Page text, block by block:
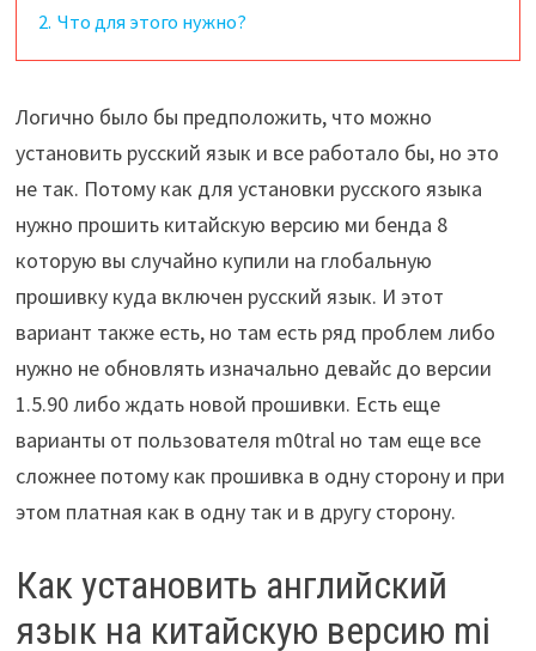
2. Что для этого нужно?
Логично было бы предположить, что можно
установить русский язык и все работало бы, но это
не так. Потому как для установки русского языка
нужно прошить китайскую версию ми бенда 8
которую вы случайно купили на глобальную
прошивку куда включен русский язык. И этот
вариант также есть, но там есть ряд проблем либо
нужно не обновлять изначально девайс до версии
1.5.90 либо ждать новой прошивки. Есть еще
варианты от пользователя m0tral но там еще все
сложнее потому как прошивка в одну сторону и при
этом платная как в одну так и в другу сторону.
Как установить английский
язык на китайскую версию mi